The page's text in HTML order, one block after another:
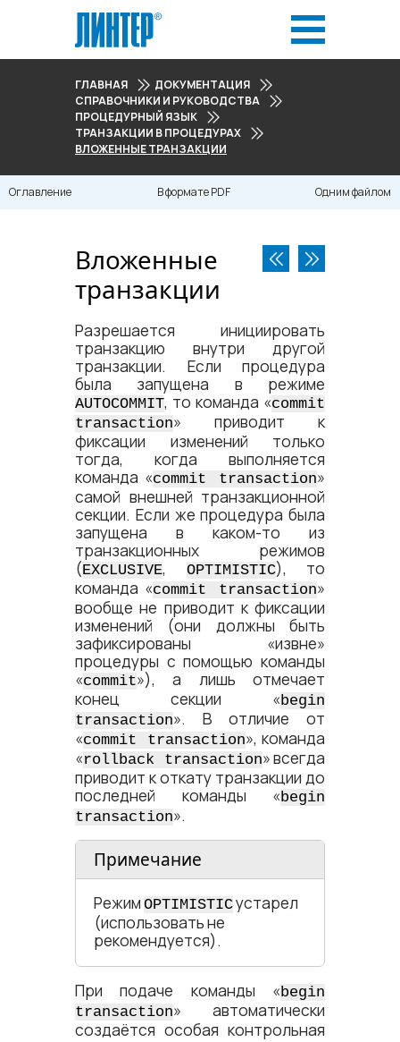
ГЛАВНАЯ
ДОКУМЕНТАЦИЯ
СПРАВОЧНИКИ И РУКОВОДСТВА
ПРОЦЕДУРНЫЙ ЯЗЫК
ТРАНЗАКЦИИ В ПРОЦЕДУРАХ
ВЛОЖЕННЫЕ ТРАНЗАКЦИИ
Оглавление В формате PDF Одним файлом
Вложенные
транзакции
Разрешается инициировать
транзакцию внутри другой
транзакции. Если процедура
была запущена в режиме
AUTOCOMMIT, то команда «commit
transaction» приводит к
фиксации изменений только
тогда, когда выполняется
команда «commit transaction»
самой внешней транзакционной
секции. Если же процедура была
запущена в каком-то из
транзакционных режимов
(EXCLUSIVE, OPTIMISTIC), то
команда «commit transaction»
вообще не приводит к фиксации
изменений (они должны быть
зафиксированы «извне»
процедуры с помощью команды
«commit»), а лишь отмечает
конец секции «begin
transaction». В отличие от
«commit transaction», команда
«rollback transaction» всегда
приводит к откату транзакции до
последней команды «begin
transaction».
Примечание
Режим OPTIMISTICустарел
(использовать не
рекомендуется).
При подаче команды «begin
transaction» автоматически
создаётся особая контрольная